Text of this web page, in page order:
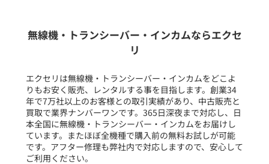
フリーワード入力(製品名等)
選択条件をリセット
無線機・トランシーバー・インカムならエクセ
リ
エクセリは無線機・トランシーバー・インカムをどこよ
りもお安く販売、レンタルする事を目指します。創業34
年で7万社以上のお客様との取引実績があり、中古販売と
買取で業界ナンバーワンです。365日深夜まで対応し、日
本全国に無線機・トランシーバー・インカムをお届けし
ています。またほぼ全機種で購入前の無料お試しが可能
です。アフター修理も弊社内で対応しますので、安心して
ご利用ください。